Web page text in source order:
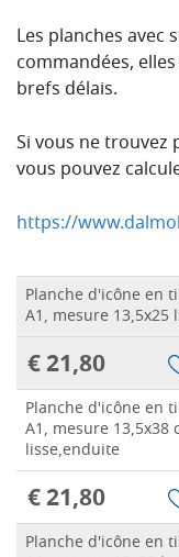
Les planches avec
commandées,
brefs délais.
Si vous ne trouvez
vous pouvez
https://
Planche d'icône en
A1, mesure 13,5x25
€ 21,80
Planche d'icône en
A1, mesure 13,5x38
lisse,enduite
€ 21,80
Planche d'icône en